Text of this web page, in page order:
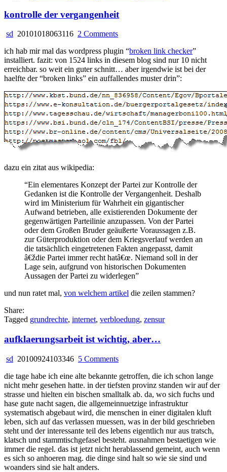
kontrolle der vergangenheit
sd 20101018063116 2 Commentson
der
vergangenheit
ich hab mir mal das wordpress plugin “broken link checker”
installiert. fazit: von 1524 links in diesem blog sind nur 10 nicht
erreichbar. so weit ein guter schnitt… aber irgendwie ist bei der
haelfte der “broken links” ein auffallendes muster drin”:
dazu ein zitat aus wikipedia:
“Ein elementares Konzept der Partei zur Kontrolle der
Gedanken ist die Kontrolle der Vergangenheit. Deshalb
wird im Ministerium für Wahrheit ein gigantischer
Aufwand betrieben, alle existierenden Dokumente der
gegenwärtigen Parteilinie anzupassen. Von der Partei
oder dem Großen Bruder geäußerte Voraussagen z.B.
zur Güterproduktion oder dem Kriegsverlauf werden an
die tatsächlich eingetretenen Fakten angepasst, damit
â€ždie Partei immer recht hatâ€œ. Niemand soll in der
Lage sein, aufgrund von historischen Dokumenten
Aussagen der Partei zu widerlegen”
und nun ratet mal, von welchem artikel die zeilen stammen?
Share:
Tagged grundrechte, internet, verbloedung, zensur
aufklaerungsarbeit ist wichtig, aber…
sd 20100924103346 5 Commentson
ist
wichtig,
aber…
die tage habe ich eine alte bekannte getroffen, die ich schon lange
nicht mehr gesehen hatte. in der tiefsten provinz standen wir auf der
strasse und hielten ein bischen smalltalk ab. da, wo sich fuchs und
hase gute nacht sagen, die allgemeinnuetzige infrastruktur
systematisch abgebaut wird, die menschen in einer digitalen kluft
leben, sich auf das verlassen muessen, was in der bild geschrieben
steht und der interessante teil des lebens eigentlich nur aus tratsch,
klatsch und stammtischgefasel besteht. ausnahmen bestaetigen wie
immer die regel. das ist jetzt nicht herablassend gemeint, auch wenn
es sich so anhoeren mag. die dinge sind halt so wie sie sind und
woanders sind sie halt anders.